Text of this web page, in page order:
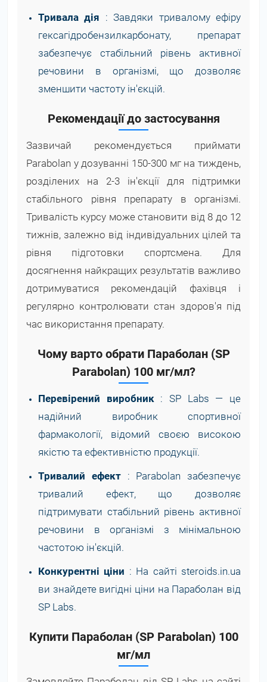
Тривала дія : Завдяки тривалому ефіру
гексагідробензилкарбонату, препарат
забезпечує стабільний рівень активної
речовини в організмі, що дозволяє
зменшити частоту ін'єкцій.
Рекомендації до застосування
Зазвичай рекомендується приймати
Parabolan у дозуванні 150-300 мг на тиждень,
розділених на 2-3 ін'єкції для підтримки
стабільного рівня препарату в організмі.
Тривалість курсу може становити від 8 до 12
тижнів, залежно від індивідуальних цілей та
рівня підготовки спортсмена. Для
досягнення найкращих результатів важливо
дотримуватися рекомендацій фахівця і
регулярно контролювати стан здоров'я під
час використання препарату.
Чому варто обрати Параболан (SP
Parabolan) 100 мг/мл?
Перевірений виробник : SP Labs — це
надійний виробник спортивної
фармакології, відомий своєю високою
якістю та ефективністю продукції.
Тривалий ефект : Parabolan забезпечує
тривалий ефект, що дозволяє
підтримувати стабільний рівень активної
речовини в організмі з мінімальною
частотою ін'єкцій.
Конкурентні ціни : На сайті steroids.in.ua
ви знайдете вигідні ціни на Параболан від
SP Labs.
Купити Параболан (SP Parabolan) 100
мг/мл